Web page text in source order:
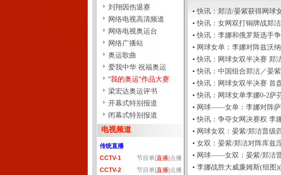
刘翔因伤退赛
网络电视高清频道
网络电视奥运台
网络广播站
奥运歌曲
爱我中华 祝福奥运
"我的奥运"作品大赛
梁宏达奥运评书
开幕式特别报道
闭幕式特别报道
电视频道
传统直播
节目单 直播 点播
CCTV-1
节目单 直播 点播
CCTV-2
快讯：郑洁/晏紫获得网球
快讯：女网双打铜牌战郑
快讯：李娜和俄罗斯选手
网球女单：李娜对阵兹沃
快讯：网球女双半决赛 郑
快讯：中国组合郑洁／晏
快讯：网球女双半决赛 首
快讯：网球女单李娜0-2萨
网球——女单：李娜对阵萨
快讯：争夺女网决赛权 李
网球女双：晏紫/郑洁晋级
女双：晏紫/郑洁对阵库兹
网球——女双：晏紫/郑洁
李娜战胜大威廉姆斯(组图